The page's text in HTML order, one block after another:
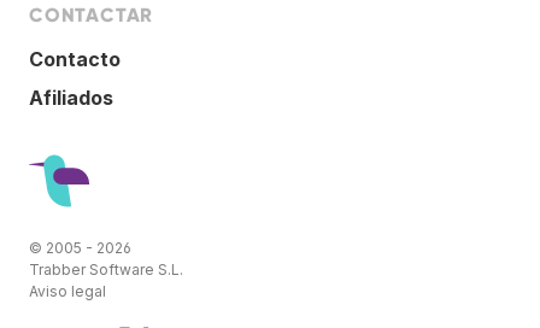
CONTACTAR
Contacto
Afiliados
© 2005 - 2026
Trabber Software S.L.
Aviso legal